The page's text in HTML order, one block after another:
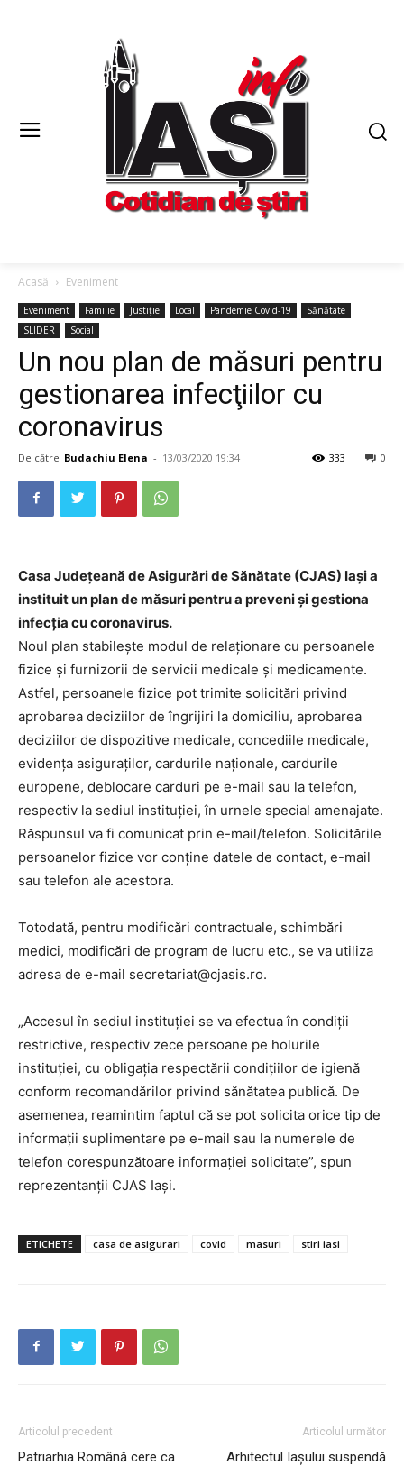
Acasă Eveniment
Eveniment Familie Justiție Local Pandemie Covid-19
Sănătate
SLIDER
Social
Un nou plan de măsuri pentru
gestionarea infecţiilor cu
coronavirus
De către Budachiu Elena - 13/03/2020 19:34 0
333
Casa Judeţeană de Asigurări de Sănătate (CJAS) Iași a
instituit un plan de măsuri pentru a preveni și gestiona
infecția cu coronavirus.
Noul plan stabilește modul de relaționare cu persoanele
fizice și furnizorii de servicii medicale și medicamente.
Astfel, persoanele fizice pot trimite solicitări privind
aprobarea deciziilor de îngrijiri la domiciliu, aprobarea
deciziilor de dispozitive medicale, concediile medicale,
evidența asiguraților, cardurile naționale, cardurile
europene, deblocare carduri pe e-mail sau la telefon,
respectiv la sediul instituției, în urnele special amenajate.
Răspunsul va fi comunicat prin e-mail/telefon. Solicitările
persoanelor fizice vor conține datele de contact, e-mail
sau telefon ale acestora.
Totodată, pentru modificări contractuale, schimbări
medici, modificări de program de lucru etc., se va utiliza
adresa de e-mail secretariat@cjasis.ro.
„Accesul în sediul instituției se va efectua în condiții
restrictive, respectiv zece persoane pe holurile
instituției, cu obligația respectării condițiilor de igienă
conform recomandărilor privind sănătatea publică. De
asemenea, reamintim faptul că se pot solicita orice tip de
informații suplimentare pe e-mail sau la numerele de
telefon corespunzătoare informației solicitate”, spun
reprezentanții CJAS Iași.
ETICHETE casa de asigurari covid masuri stiri iasi
Articolul precedent
Patriarhia Română cere ca
Articolul următor
Arhitectul Iașului suspendă